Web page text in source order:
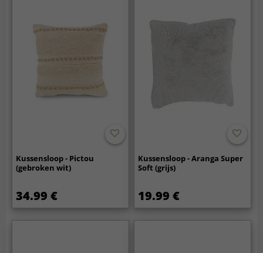
Kussensloop - Pictou
(gebroken wit)
34.99 €
Kussensloop - Aranga Super
Soft (grijs)
19.99 €